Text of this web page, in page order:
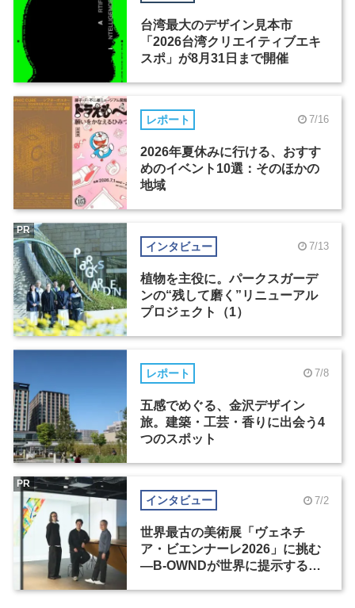
台湾最大のデザイン見本市
「2026台湾クリエイティブエキ
スポ」が8月31日まで開催
レポート 7/16
2026年夏休みに行ける、おすす
めのイベント10選：そのほかの
地域
インタビュー 7/13
植物を主役に。パークスガーデ
ンの“残して磨く”リニューアル
プロジェクト（1）
PR
レポート 7/8
五感でめぐる、金沢デザイン
旅。建築・工芸・香りに出会う4
つのスポット
インタビュー 7/2
世界最古の美術展「ヴェネチ
ア・ビエンナーレ2026」に挑む
―B-OWNDが世界に提示する美
PR